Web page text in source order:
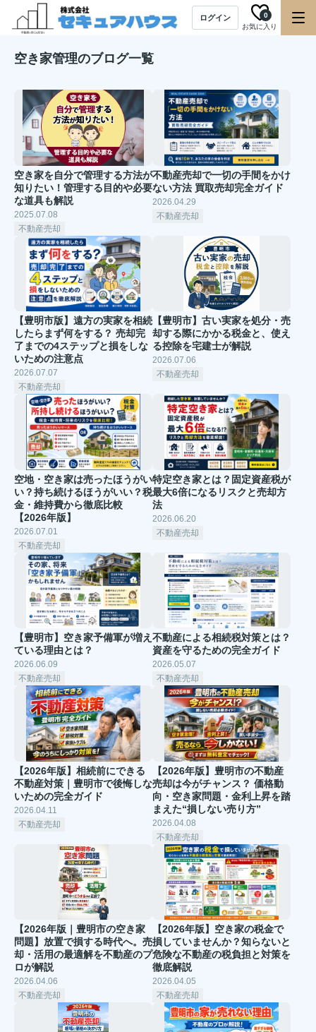
ログイン
お気に入り
0
空き家管理のブログ一覧
空き家を自分で管理する方法が
知りたい！管理する目的や必要
な道具も解説
2025.07.08
不動産売却
不動産売却で一切の手間をかけ
ない方法 買取売却完全ガイド
2026.04.29
不動産売却
【豊明市版】遠方の実家を相続
したらまず何をする？ 売却完
了までの4ステップと損をしな
いための注意点
2026.07.07
不動産売却
【豊明市】古い実家を処分・売
却する際にかかる税金と、使え
る控除を宅建士が解説
2026.07.06
不動産売却
空地・空き家は売ったほうがい
い？持ち続けるほうがいい？税
金・維持費から徹底比較
【2026年版】
2026.07.01
不動産売却
特定空き家とは？固定資産税が
最大6倍になるリスクと売却方
法
2026.06.20
不動産売却
【豊明市】空き家予備軍が増え
ている理由とは？
2026.06.09
不動産売却
不動産による相続税対策とは？
資産を守るための完全ガイド
2026.05.07
不動産売却
【2026年版】相続前にできる
不動産対策｜豊明市で後悔しな
いための完全ガイド
2026.04.11
不動産売却
【2026年版】豊明市の不動産
売却は今がチャンス？ 価格動
向・空き家問題・金利上昇を踏
まえた“損しない売り方”
2026.04.08
不動産売却
【2026年版｜豊明市の空き家
問題】放置で損する時代へ。売
却・活用の最適解を不動産のプ
ロが解説
2026.04.06
不動産売却
【2026年版】空き家の税金で
損していませんか？知らないと
危険な不動産の税負担と対策を
徹底解説
2026.04.05
不動産売却